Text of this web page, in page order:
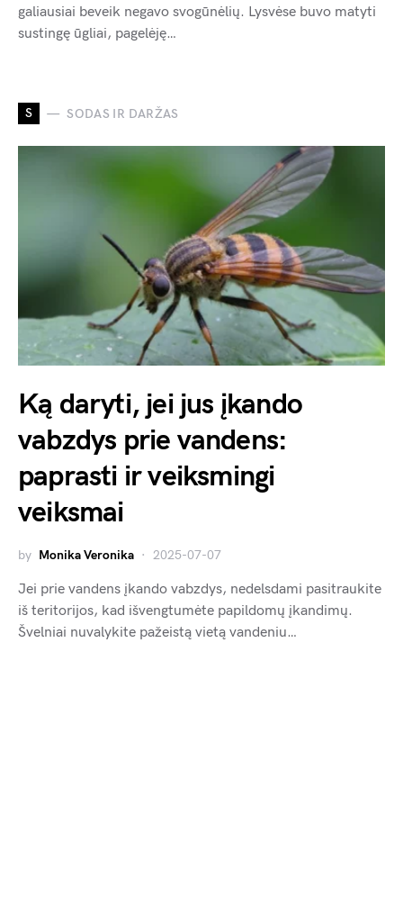
galiausiai beveik negavo svogūnėlių. Lysvėse buvo matyti
sustingę ūgliai, pagelėję…
S SODAS IR DARŽAS
Ką daryti, jei jus įkando
vabzdys prie vandens:
paprasti ir veiksmingi
veiksmai
by Monika Veronika 2025-07-07
Jei prie vandens įkando vabzdys, nedelsdami pasitraukite
iš teritorijos, kad išvengtumėte papildomų įkandimų.
Švelniai nuvalykite pažeistą vietą vandeniu…